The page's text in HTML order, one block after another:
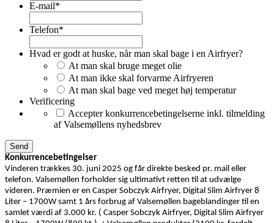
E-mail*
Telefon*
Hvad er godt at huske, når man skal bage i en Airfryer?
At man skal bruge meget olie
At man ikke skal forvarme Airfryeren
At man skal bage ved meget høj temperatur
Verificering
Accepter konkurrencebetingelserne inkl. tilmelding
af Valsemøllens nyhedsbrev
Konkurrencebetingelser
Vinderen trækkes 30. juni 2025 og får direkte besked pr. mail eller
telefon. Valsemøllen forholder sig ultimativt retten til at udvælge
videren. Præmien er en Casper Sobczyk Airfryer, Digital Slim Airfryer 8
Liter – 1700W samt 1 års forbrug af Valsemøllen bageblandinger til en
samlet værdi af 3.000 kr. ( Casper Sobczyk Airfryer, Digital Slim Airfryer